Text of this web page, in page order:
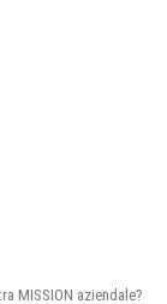
MISSION aziendale?